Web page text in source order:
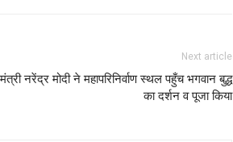
Next article
नरेंद्र मोदी ने महापरिनिर्वाण स्थल पहुँच भगवान बुद्ध
का दर्शन व पूजा किया